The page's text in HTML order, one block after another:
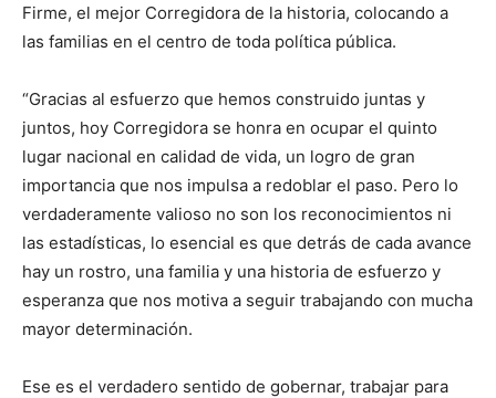
Firme, el mejor Corregidora de la historia, colocando a
las familias en el centro de toda política pública.
“Gracias al esfuerzo que hemos construido juntas y
juntos, hoy Corregidora se honra en ocupar el quinto
lugar nacional en calidad de vida, un logro de gran
importancia que nos impulsa a redoblar el paso. Pero lo
verdaderamente valioso no son los reconocimientos ni
las estadísticas, lo esencial es que detrás de cada avance
hay un rostro, una familia y una historia de esfuerzo y
esperanza que nos motiva a seguir trabajando con mucha
mayor determinación.
Ese es el verdadero sentido de gobernar, trabajar para